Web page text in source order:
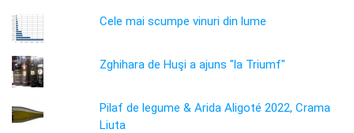
Cele mai scumpe vinuri din lume
Zghihara de Huşi a ajuns "la Triumf"
Pilaf de legume & Arida Aligoté 2022, Crama
Liuta